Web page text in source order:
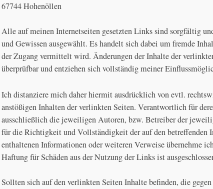
67744 Hohenöllen
Alle auf meinen Internetseiten gesetzten Links sind sorgfältig
und Gewissen ausgewählt. Es handelt sich dabei um fremde
der Zugang vermittelt wird. Änderungen der Inhalte der
überprüfbar und entziehen sich vollständig meiner
Ich distanziere mich daher hiermit ausdrücklich von evtl.
anstößigen Inhalten der verlinkten Seiten. Verantwortlich für
ausschließlich die jeweiligen Autoren, bzw. Betreiber der
für die Richtigkeit und Vollständigkeit der auf den betreffenden
enthaltenen Informationen oder weiteren Verweise übernehme
Haftung für Schäden aus der Nutzung der Links ist
Sollten sich auf den verlinkten Seiten Inhalte befinden, die